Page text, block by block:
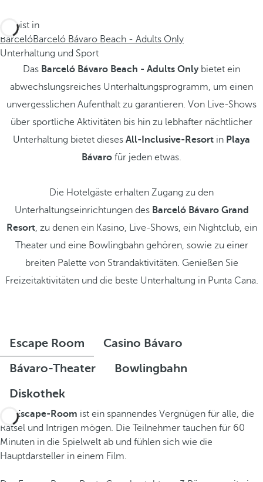
Du bist in
BarcelóBarceló Bávaro Beach - Adults Only
Unterhaltung und Sport
Das Barceló Bávaro Beach - Adults Onlybietet ein
abwechslungsreiches Unterhaltungsprogramm, um einen
unvergesslichen Aufenthalt zu garantieren. Von Live-Shows
über sportliche Aktivitäten bis hin zu lebhafter nächtlicher
Unterhaltung bietet dieses All-Inclusive-Resort in Playa
Bávaro für jeden etwas.
Die Hotelgäste erhalten Zugang zu den
Unterhaltungseinrichtungen des Barceló Bávaro Grand
Resort, zu denen ein Kasino, Live-Shows, ein Nightclub, ein
Theater und eine Bowlingbahn gehören, sowie zu einer
breiten Palette von Strandaktivitäten. Genießen Sie
Freizeitaktivitäten und die beste Unterhaltung in Punta Cana.
Escape Room
Casino Bávaro
Bávaro-Theater
Bowlingbahn
Diskothek
Escape-Room ist ein spannendes Vergnügen für alle, die
Rätsel und Intrigen mögen. Die Teilnehmer tauchen für 60
Minuten in die Spielwelt ab und fühlen sich wie die
Hauptdarsteller in einem Film.